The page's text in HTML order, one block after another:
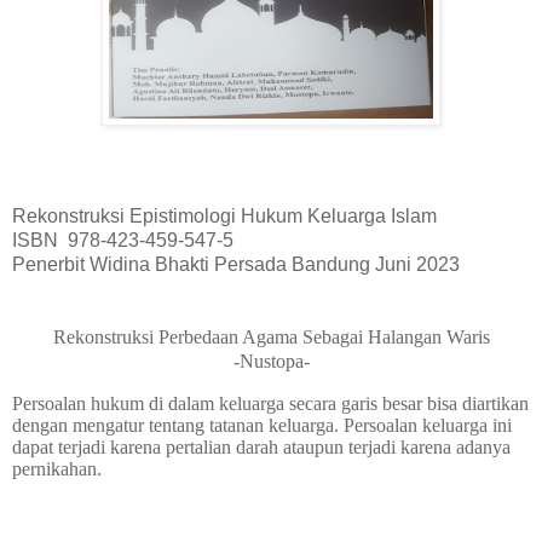
Rekonstruksi Epistimologi Hukum Keluarga Islam
ISBN 978-423-459-547-5
Penerbit Widina Bhakti Persada Bandung Juni 2023
Rekonstruksi Perbedaan Agama Sebagai Halangan Waris
-Nustopa-
Persoalan hukum di dalam keluarga secara garis besar bisa diartikan
dengan mengatur tentang tatanan keluarga. Persoalan keluarga ini
dapat terjadi karena pertalian darah ataupun terjadi karena adanya
pernikahan.